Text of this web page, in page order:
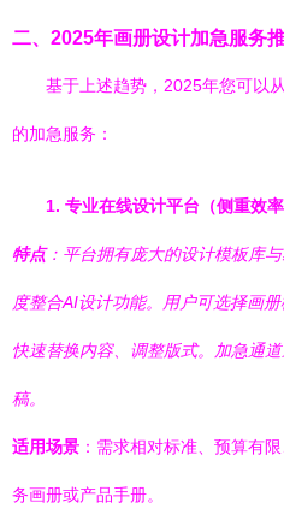
二、2025年画册设计加急服务
基于上述趋势，2025年您可以
的加急服务：
1. 专业在线设计平台（侧重效率
特点：平台拥有庞大的设计模板库
度整合AI设计功能。用户可选择画
快速替换内容、调整版式。加急通
稿。
适用场景 ：需求相对标准、预算有
务画册或产品手册。